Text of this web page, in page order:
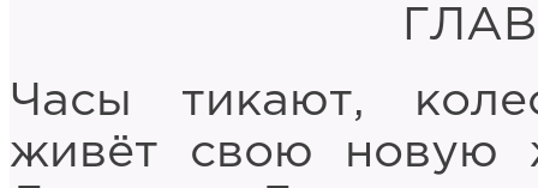
Часы тикают,
живёт свою новую